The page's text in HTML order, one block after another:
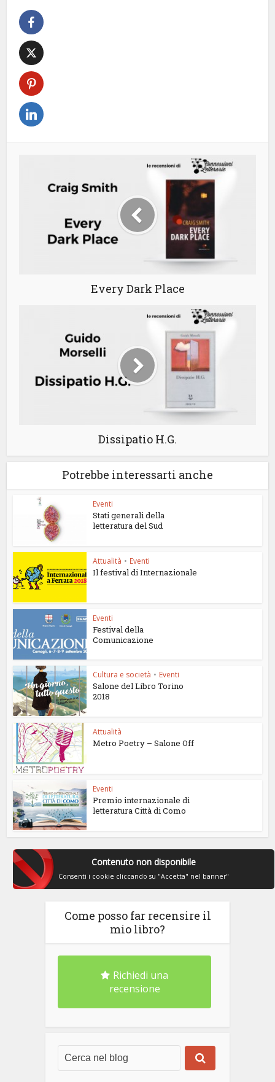
Every Dark Place
Dissipatio H.G.
Potrebbe interessarti anche
Eventi
Stati generali della
letteratura del Sud
Attualità • Eventi
Il festival di Internazionale
Eventi
Festival della
Comunicazione
Cultura e società • Eventi
Salone del Libro Torino
2018
Attualità
Metro Poetry – Salone Off
Eventi
Premio internazionale di
letteratura Città di Como
Contenuto non disponibile
Consenti i cookie cliccando su "Accetta" nel banner"
Come posso far recensire il
mio libro?
Richiedi una
recensione